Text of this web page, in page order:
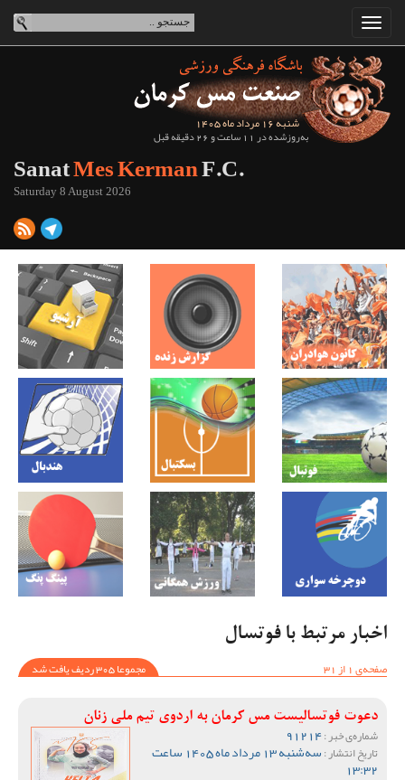
شنبه 16 مرداد ماه 1405
به‌روزشده در 11 ساعت و 26 دقیقه قبل
SanatMes KermanF.C.
Saturday 8 August 2026
اخبار مرتبط با فوتسال
صفحه‌ی 1 از 31
مجموعا 305 ردیف یافت شد
دعوت فوتسالیست مس کرمان به اردوی تیم ملی زنان
شماره‌ی خبر :
تاریخ انتشار : سه‌شنبه 13 مرداد ماه 1405 ساعت
13:32